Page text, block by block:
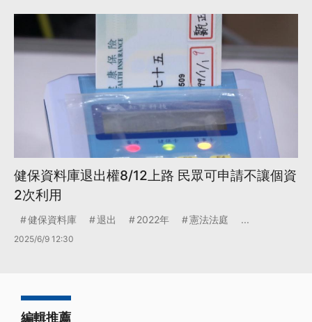
健保資料庫退出權8/12上路 民眾可申請不讓個資
2次利用
健保資料庫 退出 2022年 憲法法庭 ...
2025/6/9 12:30
編輯推薦